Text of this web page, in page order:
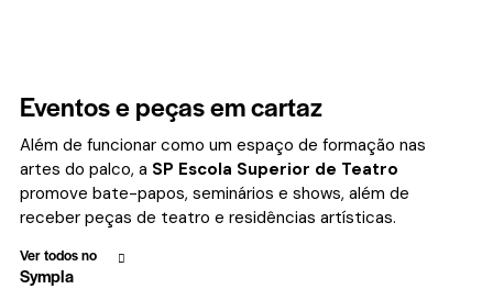
Eventos e peças em cartaz
Além de funcionar como um espaço de formação nas
artes do palco, a SP Escola Superior de Teatro
promove bate-papos, seminários e shows, além de
receber peças de teatro e residências artísticas.
Ver todos no
Sympla